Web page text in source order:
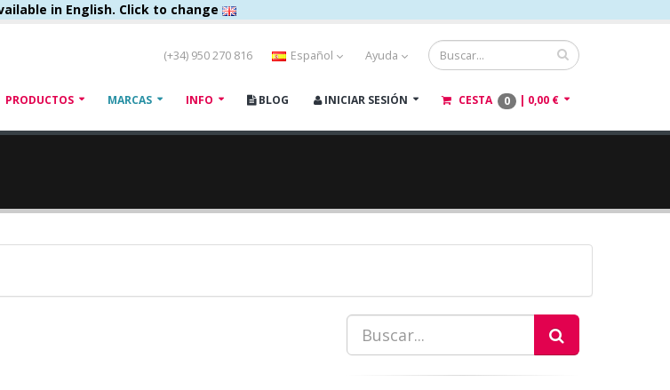
in English. Click to change
(+34) 950 270 816 Español Ayuda
PRODUCTOS MARCAS INFO BLOG INICIAR SESIÓN CESTA 0 | 0,00 €